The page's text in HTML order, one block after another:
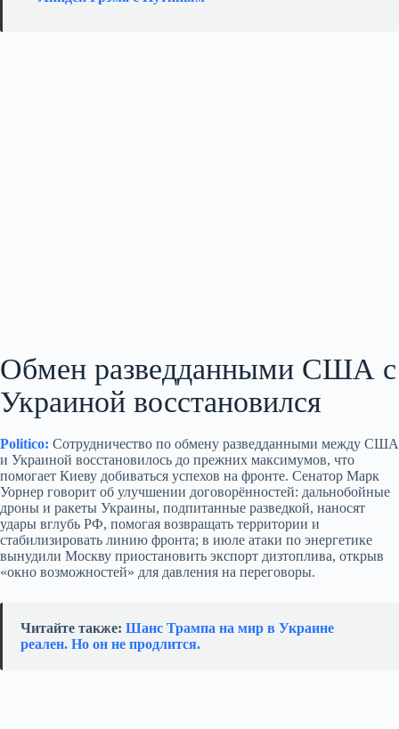
Обмен разведданными США с
Украиной восстановился
Politico: Сотрудничество по обмену разведданными между США
и Украиной восстановилось до прежних максимумов, что
помогает Киеву добиваться успехов на фронте. Сенатор Марк
Уорнер говорит об улучшении договорённостей: дальнобойные
дроны и ракеты Украины, подпитанные разведкой, наносят
удары вглубь РФ, помогая возвращать территории и
стабилизировать линию фронта; в июле атаки по энергетике
вынудили Москву приостановить экспорт дизтоплива, открыв
«окно возможностей» для давления на переговоры.
Читайте также: Шанс Трампа на мир в Украине
реален. Но он не продлится.